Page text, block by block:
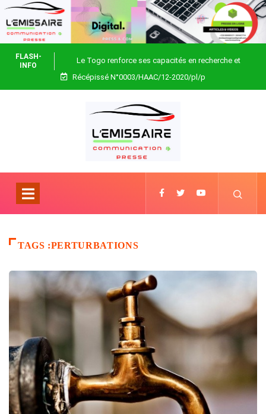
FLASH-
INFO
Le Togo renforce ses capacités en recherche et
biotechnologie
Récépissé N°0003/HAAC/12-2020/pl/p
TAGS :PERTURBATIONS